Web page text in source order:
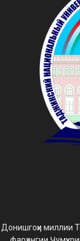
Донишгоҳи миллии